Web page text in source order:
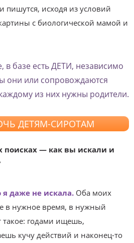
исходя из условий
с биологической мамой и
в базе есть ДЕТИ, независимо
они или сопровождаются
из них нужны родители.
ДЕТЯМ-СИРОТАМ
поисках — как вы искали и
я даже не искала. Оба моих
в нужное время, в нужный
такое: годами ищешь,
кучу действий и наконец-то